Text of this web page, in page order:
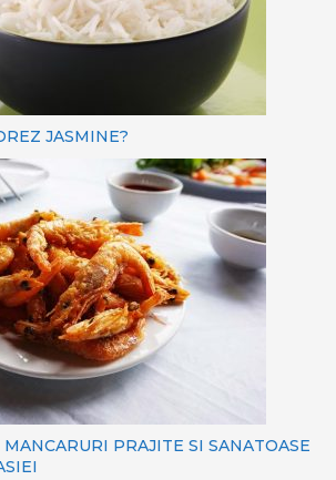
JASMINE?
PRAJITE SI SANATOASE